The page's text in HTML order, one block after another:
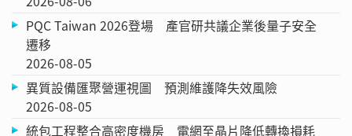
PQC Taiwan 2026登場 產官研共議企業後量子安全
遷移
2026-08-05
異質設備匯聚營運視圖 預測維護降失效風險
2026-08-05
統包工程整合高密度機房 電網至晶片降低轉換損耗